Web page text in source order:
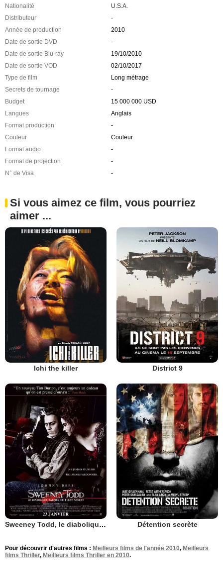
Nationalité
U.S.A.
Distributeur
-
Année de production
2010
Date de sortie DVD
-
Date de sortie Blu-ray
19/10/2010
Date de sortie VOD
02/10/2017
Type de film
Long métrage
Secrets de tournage
-
Budget
15 000 000 USD
Langues
Anglais
Format production
-
Couleur
Couleur
Format audio
-
Format de projection
-
N° de Visa
-
Si vous aimez ce film, vous pourriez
aimer ...
Ichi the killer District 9
Sweeney Todd, le diabolique barbier de Fleet Street Détention secrète
Pour découvrir d'autres films : Meilleurs films de l'année 2010, Meilleurs
films Thriller, Meilleurs films Thriller en 2010.